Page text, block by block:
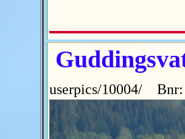
userpics/10004/ Bnr: